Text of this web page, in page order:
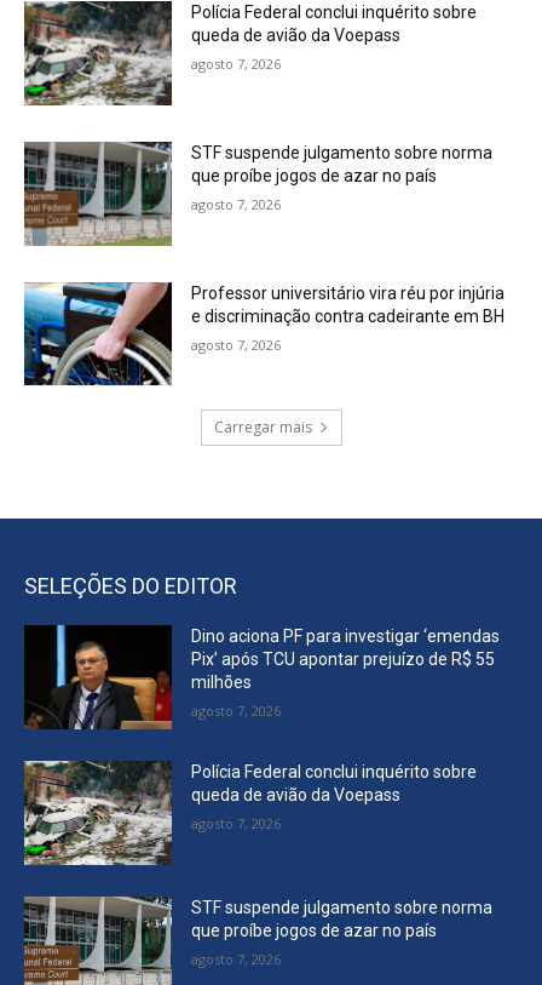
Polícia Federal conclui inquérito sobre
queda de avião da Voepass
agosto 7, 2026
STF suspende julgamento sobre norma
que proíbe jogos de azar no país
agosto 7, 2026
Professor universitário vira réu por injúria
e discriminação contra cadeirante em BH
agosto 7, 2026
Carregar mais
SELEÇÕES DO EDITOR
Dino aciona PF para investigar ‘emendas
Pix’ após TCU apontar prejuízo de R$ 55
milhões
agosto 7, 2026
Polícia Federal conclui inquérito sobre
queda de avião da Voepass
agosto 7, 2026
STF suspende julgamento sobre norma
que proíbe jogos de azar no país
agosto 7, 2026